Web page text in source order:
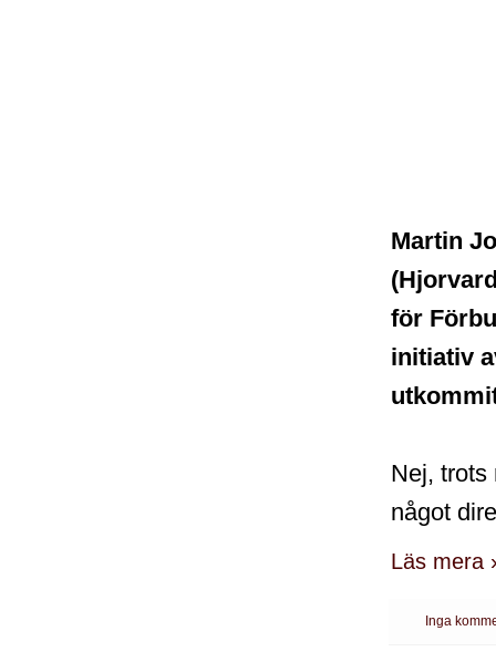
Martin
för
initiativ
Nej, trots
något
Läs mera
Inga